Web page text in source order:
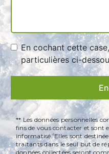
En cochant cette
particulières ci-
** Les données personnelles
fins de vous contacter et sont
informatisé. Elles sont
traitants dans le seul but de
données collectées seront